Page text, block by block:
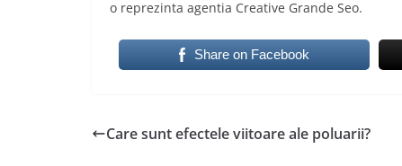
o reprezinta agentia Creative Grande Seo.
Share on Facebook
Care sunt efectele viitoare ale poluarii?